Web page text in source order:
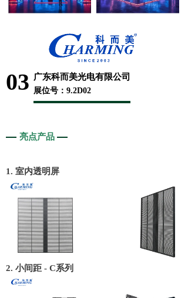
03 广东科而美光电有限公司
展位号：9.2D02
亮点产品
1. 室内透明屏
2. 小间距 - C系列